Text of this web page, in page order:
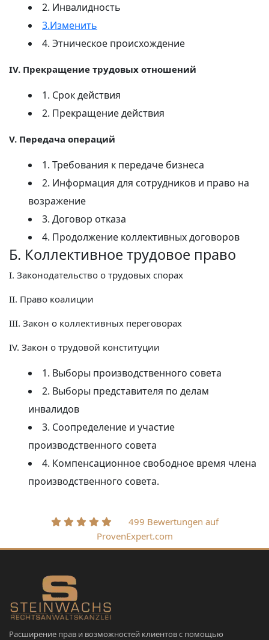
2. Инвалидность
3.Изменить
4. Этническое происхождение
IV. Прекращение трудовых отношений
1. Срок действия
2. Прекращение действия
V. Передача операций
1. Требования к передаче бизнеса
2. Информация для сотрудников и право на
возражение
3. Договор отказа
4. Продолжение коллективных договоров
Б. Коллективное трудовое право
I. Законодательство о трудовых спорах
II. Право коалиции
III. Закон о коллективных переговорах
IV. Закон о трудовой конституции
1. Выборы производственного совета
2. Выборы представителя по делам
инвалидов
3. Соопределение и участие
производственного совета
4. Компенсационное свободное время члена
производственного совета.
499 Bewertungen auf
ProvenExpert.com
Расширение прав и возможностей клиентов с помощью